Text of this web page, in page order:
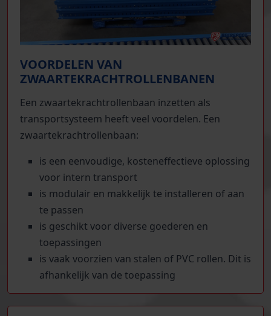
VOORDELEN VAN
ZWAARTEKRACHTROLLENBANEN
Een zwaartekrachtrollenbaan inzetten als
transportsysteem heeft veel voordelen. Een
zwaartekrachtrollenbaan:
is een eenvoudige, kosteneffectieve oplossing
voor intern transport
is modulair en makkelijk te installeren of aan
te passen
is geschikt voor diverse goederen en
toepassingen
is vaak voorzien van stalen of PVC rollen. Dit is
afhankelijk van de toepassing